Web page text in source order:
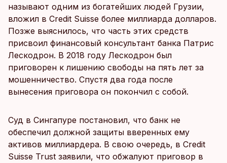
называют одним из богатейших людей Грузии,
вложил в Credit Suisse более миллиарда долларов.
Позже выяснилось, что часть этих средств
присвоил финансовый консультант банка Патрис
Лескодрон. В 2018 году Лескодрон был
приговорен к лишению свободы на пять лет за
мошенничество. Спустя два года после
вынесения приговора он покончил с собой.
Суд в Сингапуре постановил, что банк не
обеспечил должной защиты вверенных ему
активов миллиардера. В свою очередь, в Credit
Suisse Trust заявили, что обжалуют приговор в